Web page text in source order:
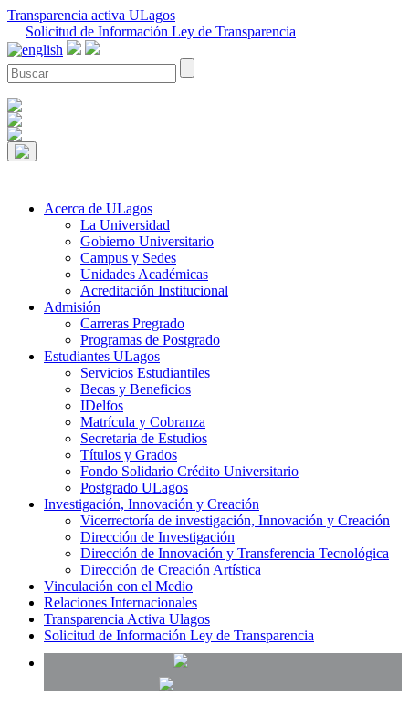
Transparencia activa ULagos
Solicitud de Información Ley de Transparencia
Acerca de ULagos
La Universidad
Gobierno Universitario
Campus y Sedes
Unidades Académicas
Acreditación Institucional
Admisión
Carreras Pregrado
Programas de Postgrado
Estudiantes ULagos
Servicios Estudiantiles
Becas y Beneficios
IDelfos
Matrícula y Cobranza
Secretaria de Estudios
Títulos y Grados
Fondo Solidario Crédito Universitario
Postgrado ULagos
Investigación, Innovación y Creación
Vicerrectoría de investigación, Innovación y Creación
Dirección de Investigación
Dirección de Innovación y Transferencia Tecnológica
Dirección de Creación Artística
Vinculación con el Medio
Relaciones Internacionales
Transparencia Activa Ulagos
Solicitud de Información Ley de Transparencia